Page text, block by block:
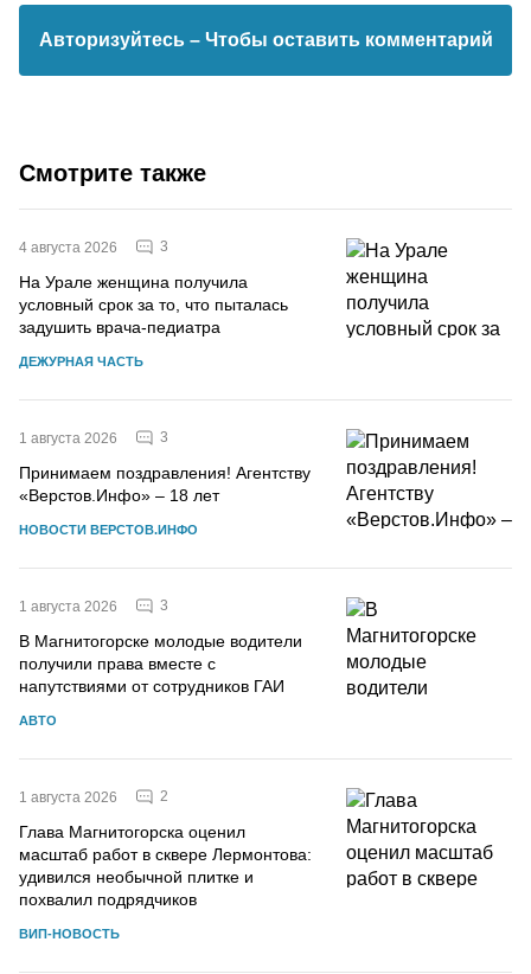
Авторизуйтесь – Чтобы оставить комментарий
Смотрите также
4 августа 2026 3
На Урале женщина получила
условный срок за то, что пыталась
задушить врача-педиатра
ДЕЖУРНАЯ ЧАСТЬ
1 августа 2026 3
Принимаем поздравления! Агентству
«Верстов.Инфо» – 18 лет
НОВОСТИ ВЕРСТОВ.ИНФО
1 августа 2026 3
В Магнитогорске молодые водители
получили права вместе с
напутствиями от сотрудников ГАИ
АВТО
1 августа 2026 2
Глава Магнитогорска оценил
масштаб работ в сквере Лермонтова:
удивился необычной плитке и
похвалил подрядчиков
ВИП-НОВОСТЬ